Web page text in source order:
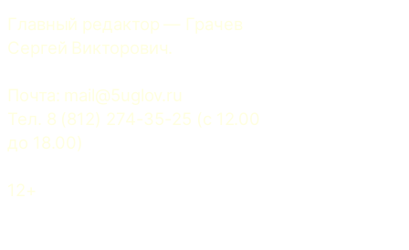
Главный редактор — Грачев
Сергей Викторович.
Почта: mail@5uglov.ru
Тел. 8 (812) 274-35-25 (c 12.00
до 18.00)
12+